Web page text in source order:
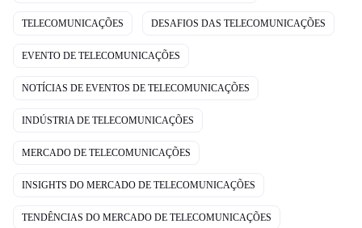
TELECOMUNICAÇÕES DESAFIOS DAS TELECOMUNICAÇÕES
EVENTO DE TELECOMUNICAÇÕES
NOTÍCIAS DE EVENTOS DE TELECOMUNICAÇÕES
INDÚSTRIA DE TELECOMUNICAÇÕES
MERCADO DE TELECOMUNICAÇÕES
INSIGHTS DO MERCADO DE TELECOMUNICAÇÕES
TENDÊNCIAS DO MERCADO DE TELECOMUNICAÇÕES